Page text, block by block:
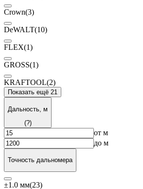
Crown(3)
DeWALT(10)
FLEX(1)
GROSS(1)
KRAFTOOL(2)
Показать ещё 21
Дальность, м
(?)
от м
до м
Точность дальномера
±1.0 мм(23)